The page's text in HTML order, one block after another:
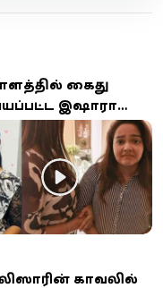
கைது
இஷாரா
இலங்கையை
காவலில்